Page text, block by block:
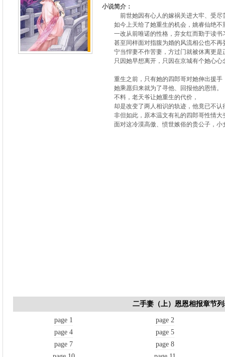
小说简介：
前世她因有心人的嫁祸关进大牢、受尽
如今上天给了她重生的机会，姚睿仙绝不
一改从前唯诺的性格，弃女红而勤于读书
甚至同样面对指腹为婚的风流相公也不再
宁当悍妻不作苦妻，方过门就被休离更是
只因她早想离开，只因在京城有个她心心
重生之前，只有她的四郎哥对她伸出援手
她乘愿归来就为了寻他、回报他的恩情。
不料，老天爷让她重生的代价，
却是改变了两人相识的轨迹，他竟已不认
非但如此，原本温文有礼的四郎哥性情大
面对这冷漠高傲、愤世嫉俗的贵公子，小
二手妻（上）恩恩相报章节
page 1
page 2
page 4
page 5
page 7
page 8